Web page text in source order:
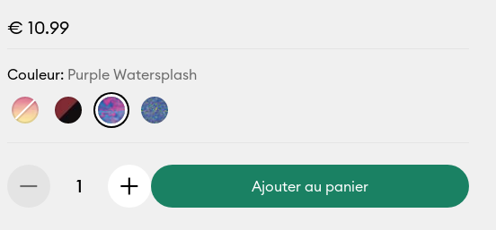
€ 10.99
Couleur: Purple Watersplash
Ajouter au panier